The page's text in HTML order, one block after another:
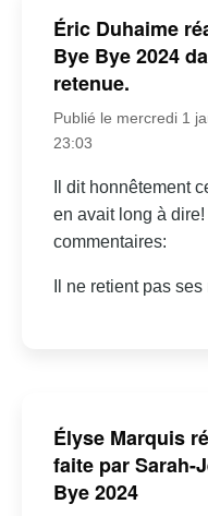
Éric Duhaime
Bye Bye 2024
retenue.
Publié le mercredi 1
23:03
Il dit honnêtement
en avait long à
commentaires:
Il ne retient pas ses
Élyse Marquis
faite par Sarah-
Bye 2024